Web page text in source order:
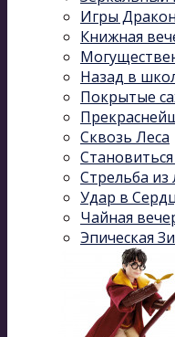
Игры
Книжная
Назад в
Покрытые
Сквозь Леса
Стрельба из
Удар в
Чайная
Эпическая